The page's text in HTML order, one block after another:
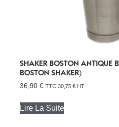
SHAKER BOSTON ANTIQUE
BOSTON SHAKER)
36,90 € TTC 30,75 € HT
Lire La Suite